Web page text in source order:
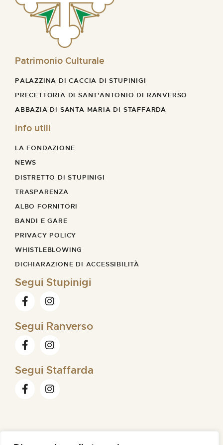
Patrimonio Culturale
PALAZZINA DI CACCIA DI STUPINIGI
PRECETTORIA DI SANT'ANTONIO DI RANVERSO
ABBAZIA DI SANTA MARIA DI STAFFARDA
Info utili
LA FONDAZIONE
NEWS
DISTRETTO DI STUPINIGI
TRASPARENZA
ALBO FORNITORI
BANDI E GARE
PRIVACY POLICY
WHISTLEBLOWING
DICHIARAZIONE DI ACCESSIBILITÀ
Segui Stupinigi
Segui Ranverso
Segui Staffarda